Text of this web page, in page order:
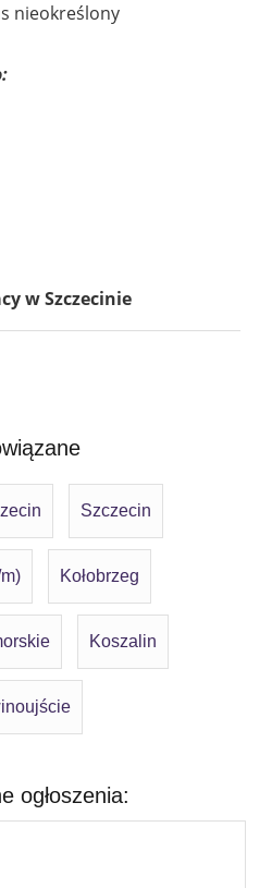
nieokreślony
w Szczecinie
Szczecin
Kołobrzeg
Koszalin
ogłoszenia: